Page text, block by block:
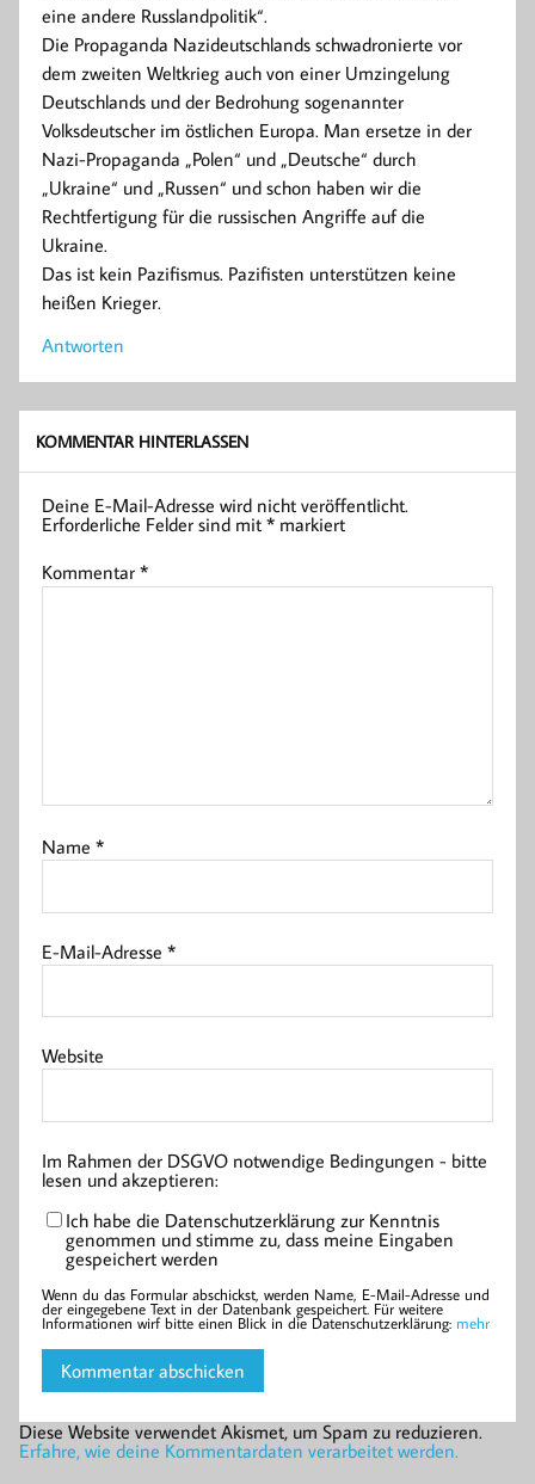
eine andere Russlandpolitik“.
Die Propaganda Nazideutschlands schwadronierte vor
dem zweiten Weltkrieg auch von einer Umzingelung
Deutschlands und der Bedrohung sogenannter
Volksdeutscher im östlichen Europa. Man ersetze in der
Nazi-Propaganda „Polen“ und „Deutsche“ durch
„Ukraine“ und „Russen“ und schon haben wir die
Rechtfertigung für die russischen Angriffe auf die
Ukraine.
Das ist kein Pazifismus. Pazifisten unterstützen keine
heißen Krieger.
Antworten
KOMMENTAR HINTERLASSEN
Deine E-Mail-Adresse wird nicht veröffentlicht.
Erforderliche Felder sind mit* markiert
Kommentar*
Name*
E-Mail-Adresse*
Website
Im Rahmen der DSGVO notwendige Bedingungen - bitte
lesen und akzeptieren:
Ich habe die Datenschutzerklärung zur Kenntnis
genommen und stimme zu, dass meine Eingaben
gespeichert werden
Wenn du das Formular abschickst, werden Name, E-Mail-Adresse und
der eingegebene Text in der Datenbank gespeichert. Für weitere
Informationen wirf bitte einen Blick in die Datenschutzerklärung: mehr
Diese Website verwendet Akismet, um Spam zu reduzieren.
Erfahre, wie deine Kommentardaten verarbeitet werden.